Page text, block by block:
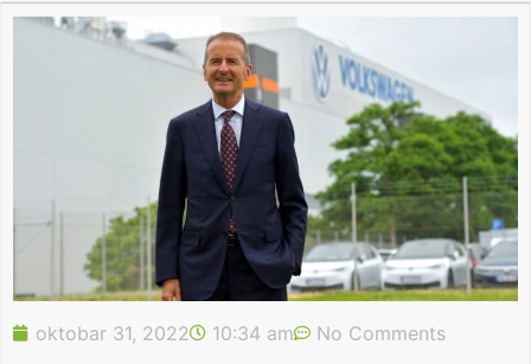
oktobar 31, 2022 10:34 am No Comments